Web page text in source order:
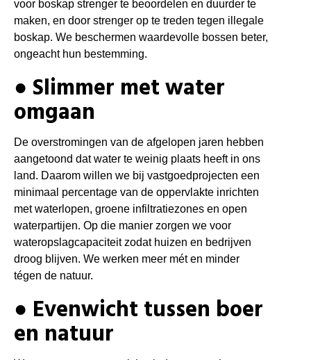
voor boskap strenger te beoordelen en duurder te
maken, en door strenger op te treden tegen illegale
boskap. We beschermen waardevolle bossen beter,
ongeacht hun bestemming.
● Slimmer met water
omgaan
De overstromingen van de afgelopen jaren hebben
aangetoond dat water te weinig plaats heeft in ons
land. Daarom willen we bij vastgoedprojecten een
minimaal percentage van de oppervlakte inrichten
met waterlopen, groene infiltratiezones en open
waterpartijen. Op die manier zorgen we voor
wateropslagcapaciteit zodat huizen en bedrijven
droog blijven. We werken meer mét en minder
tégen de natuur.
● Evenwicht tussen boer
en natuur